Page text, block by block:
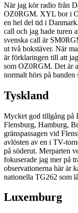
När jag kör radio från
OZ0RGM. XYL bor i
en hel del tid i
call och jag hade turen
svenska call är
ut två bokstäver. När
är förklaringen till att
som OZ0RGM. Det är
normalt hörs på
Tyskland
Mycket god tillgång på
Flensburg, Hamburg,
gränspassagen vid
avlösten av en i TV-
på söderut. Merparten
fokuserade jag mer på
observationerna här är
nationella TG262 som
Luxemburg